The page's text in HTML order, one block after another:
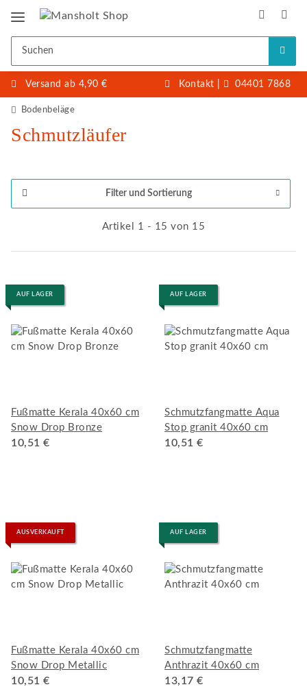
Versand ab 4,90 € Kontakt 04401 7868
Bodenbeläge
Schmutzläufer
Filter und Sortierung
Artikel 1 - 15 von 15
AUF LAGER
Fußmatte Kerala 40x60 cm
Snow Drop Bronze
10,51 €
AUF LAGER
Schmutzfangmatte Aqua
Stop granit 40x60 cm
10,51 €
AUSVERKAUFT
Fußmatte Kerala 40x60 cm
Snow Drop Metallic
10,51 €
AUF LAGER
Schmutzfangmatte
Anthrazit 40x60 cm
13,17 €